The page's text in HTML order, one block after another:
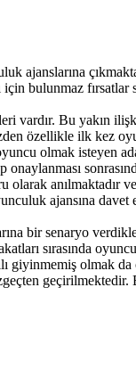
ajanslarına
bulunmaz fırsatlar
vardır. Bu yakın
özellikle ilk kez
olmak isteyen
olarak anılmaktadır
ajansına
bir senaryo
sırasında
giyinmemiş olmak
geçirilmektedir.